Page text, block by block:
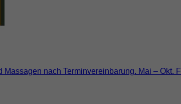
nach Terminvereinbarung. Mai –